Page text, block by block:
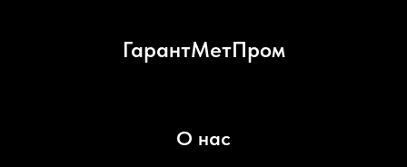
ГарантМетПром
О нас